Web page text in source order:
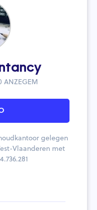
ANZEGEM
gelegen
Vlaanderen met